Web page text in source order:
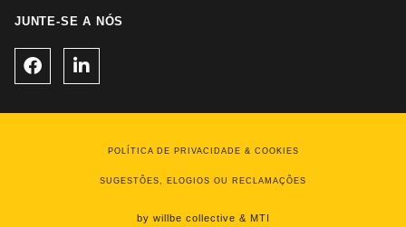
JUNTE-SE A NÓS
POLÍTICA DE PRIVACIDADE & COOKIES
SUGESTÕES, ELOGIOS OU RECLAMAÇÕES
by willbe collective & MTI